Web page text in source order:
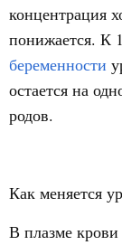
концентрация
понижается. К
беременности
остается на
родов.
Как меняется
В плазме крови